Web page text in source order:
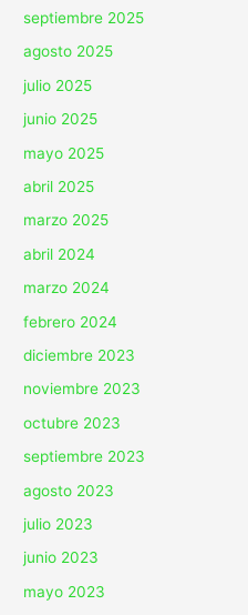
septiembre 2025
agosto 2025
julio 2025
junio 2025
mayo 2025
abril 2025
marzo 2025
abril 2024
marzo 2024
febrero 2024
diciembre 2023
noviembre 2023
octubre 2023
septiembre 2023
agosto 2023
julio 2023
junio 2023
mayo 2023